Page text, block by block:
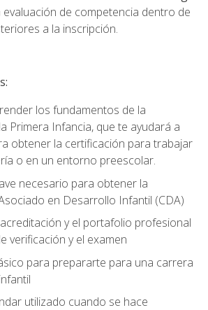
evaluación de competencia dentro de
a la inscripción.
los fundamentos de la
Primera Infancia, que te ayudará a
obtener la certificación para trabajar
o en un entorno preescolar.
necesario para obtener la
en Desarrollo Infantil (CDA)
y el portafolio profesional
verificación y el examen
para prepararte para una carrera
utilizado cuando se hace